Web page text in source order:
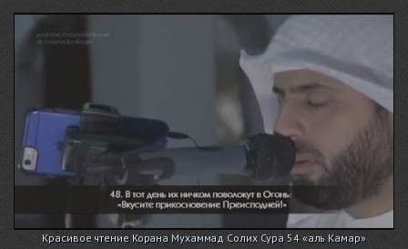
Красивое чтение Корана Мухаммад Солих Сура 54 «аль Камар»